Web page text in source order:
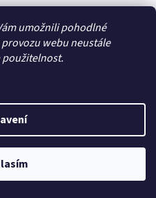
umožnili pohodlné
webu neustále
použitelnost.
Dočasně nedostupné